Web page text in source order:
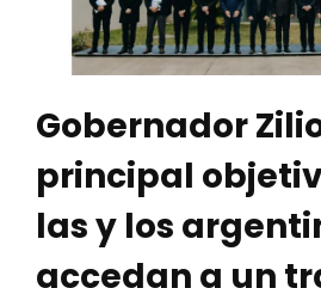
Gobernador
principal
las y los
accedan a un